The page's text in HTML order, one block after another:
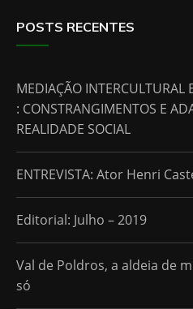
POSTS RECENTES
MEDIAÇÃO
: CONSTRANGIMENTOS E
REALIDADE SOCIAL
ENTREVISTA: Ator Henri
Editorial: Julho – 2019
Val de Poldros, a aldeia de
só